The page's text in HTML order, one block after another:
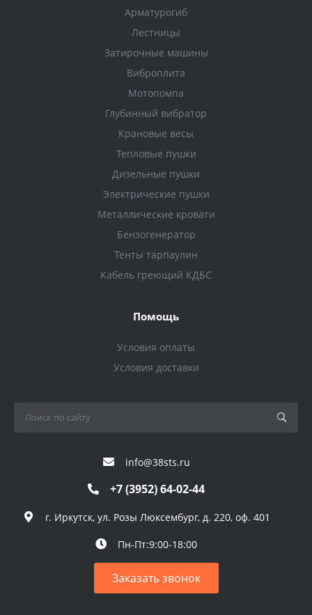
Арматурогиб
Лестницы
Затирочные машины
Виброплита
Мотопомпа
Глубинный вибратор
Крановые весы
Тепловые пушки
Дизельные пушки
Электрические пушки
Металлические кровати
Бензогенератор
Тенты тарпаулин
Кабель греющий КДБС
Помощь
Условия оплаты
Условия доставки
info@38sts.ru
+7 (3952) 64-02-44
г. Иркутск, ул. Розы Люксембург, д. 220, оф. 401
Пн-Пт:9:00-18:00
Заказать звонок